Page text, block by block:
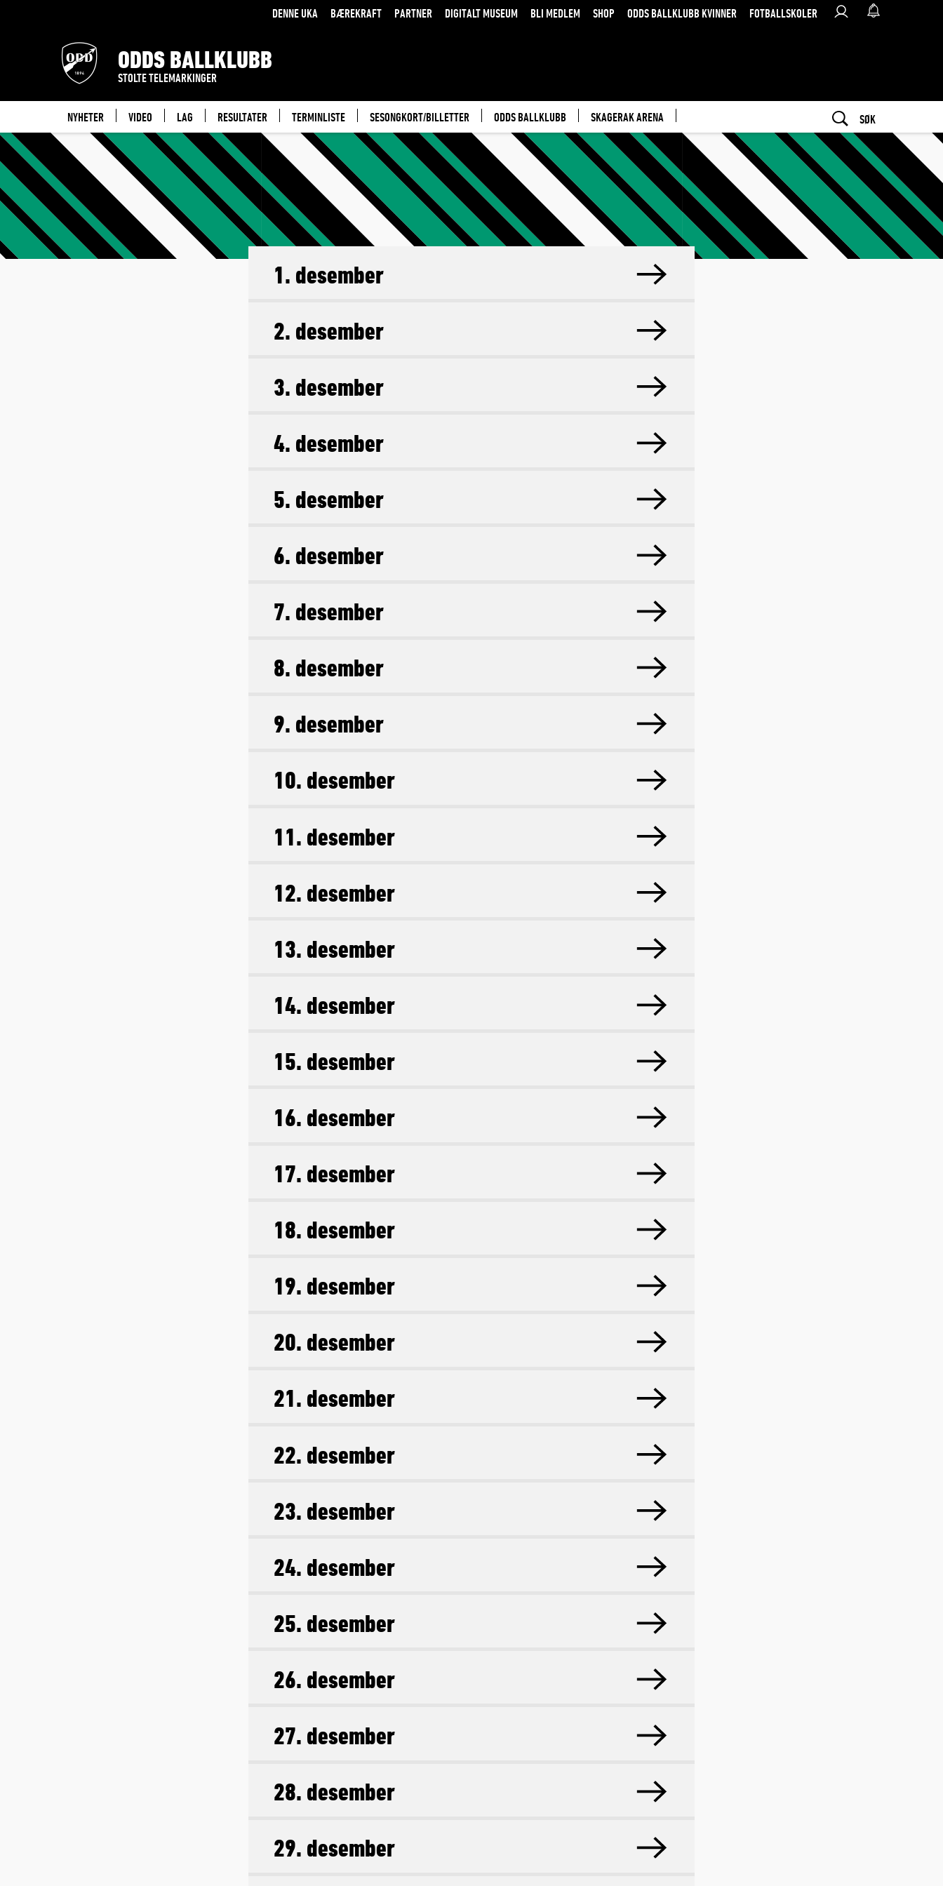
DENNE UKA BÆREKRAFT PARTNER DIGITALT MUSEUM BLI MEDLEM SHOP ODDS BALLKLUBB KVINNER FOTBALLSKOLER
ODDS BALLKLUBB
STOLTE TELEMARKINGER
NYHETER VIDEO LAG RESULTATER TERMINLISTE SESONGKORT/BILLETTER ODDS BALLKLUBB SKAGERAK ARENA SØK
1. desember
2. desember
3. desember
4. desember
5. desember
6. desember
7. desember
8. desember
9. desember
10. desember
11. desember
12. desember
13. desember
14. desember
15. desember
16. desember
17. desember
18. desember
19. desember
20. desember
21. desember
22. desember
23. desember
24. desember
25. desember
26. desember
27. desember
28. desember
29. desember